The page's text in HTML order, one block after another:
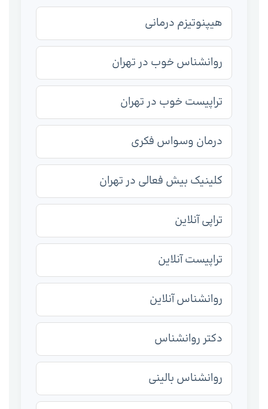
هیپنوتیزم درمانی
روانشناس خوب در تهران
تراپیست خوب در تهران
درمان وسواس فکری
کلینیک بیش فعالی در تهران
تراپی آنلاین
تراپیست آنلاین
روانشناس آنلاین
دکتر روانشناس
روانشناس بالینی